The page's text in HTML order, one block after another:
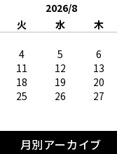
2026/8
火 水 木
4 5 6
11 12 13
18 19 20
25 26 27
月別アーカイブ